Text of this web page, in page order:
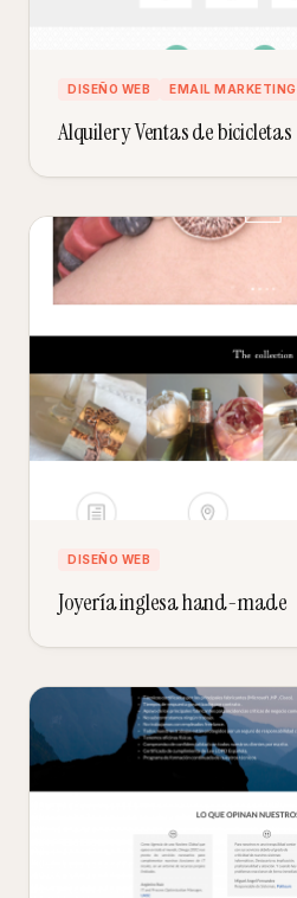
DISEÑO WEB EMAIL MARKETING
Alquiler y Ventas de bicicletas
DISEÑO WEB
Joyería inglesa hand-made